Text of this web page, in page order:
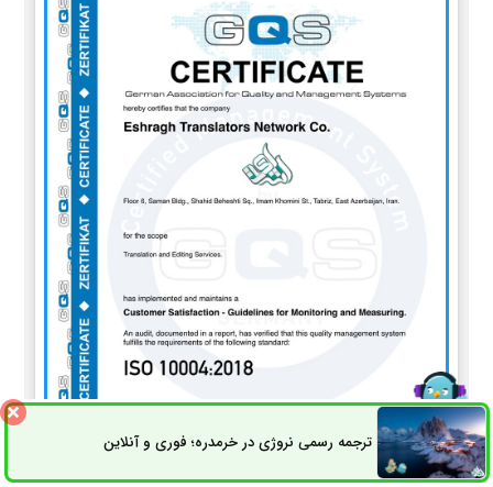
ترجمه رسمی نروژی در خرمدره؛ فوری و آنلاینثبت سفارش راه های ارتباطی